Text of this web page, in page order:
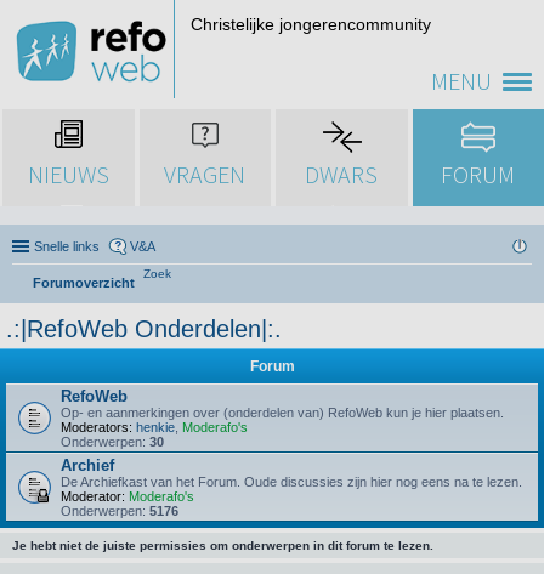
MENU
Christelijke jongerencommunity
NIEUWS VRAGEN DWARS FORUM
Snelle links V&A
Forumoverzicht
Zoek
.:|RefoWeb Onderdelen|:.
Forum
RefoWeb
Op- en aanmerkingen over (onderdelen van) RefoWeb kun je hier plaatsen.
Moderators: henkie Moderafo's
Onderwerpen: 30
Archief
De Archiefkast van het Forum. Oude discussies zijn hier nog eens na te lezen.
Moderator: Moderafo's
Onderwerpen: 5176
Je hebt niet de juiste permissies om onderwerpen in dit forum te lezen.